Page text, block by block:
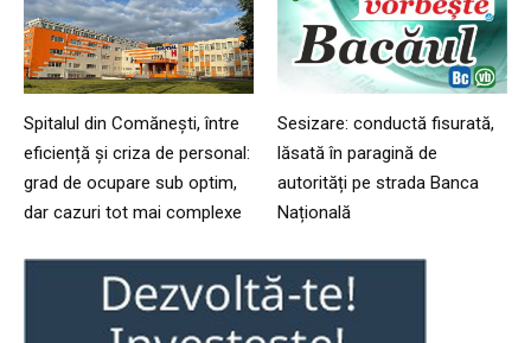
Spitalul din Comănești, între
eficiență și criza de personal:
grad de ocupare sub optim,
dar cazuri tot mai complexe
Sesizare: conductă fisurată,
lăsată în paragină de
autorități pe strada Banca
Națională